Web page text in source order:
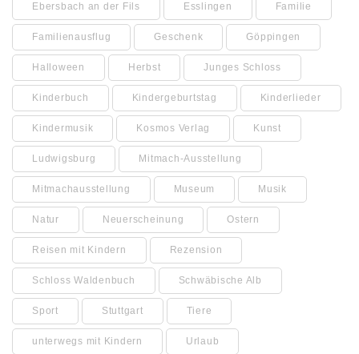
Ebersbach an der Fils Esslingen Familie
Familienausflug Geschenk Göppingen
Halloween Herbst Junges Schloss
Kinderbuch Kindergeburtstag Kinderlieder
Kindermusik Kosmos Verlag Kunst
Ludwigsburg Mitmach-Ausstellung
Mitmachausstellung Museum Musik
Natur Neuerscheinung Ostern
Reisen mit Kindern Rezension
Schloss Waldenbuch Schwäbische Alb
Sport Stuttgart Tiere
unterwegs mit Kindern Urlaub